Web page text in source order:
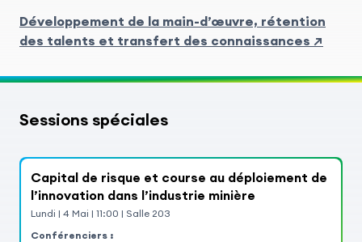
Développement de la main-d’œuvre, rétention
des talents et transfert des connaissances ↗
Sessions spéciales
Capital de risque et course au déploiement de
l’innovation dans l’industrie minière
Lundi | 4 Mai | 11:00 | Salle 203
Conférenciers :